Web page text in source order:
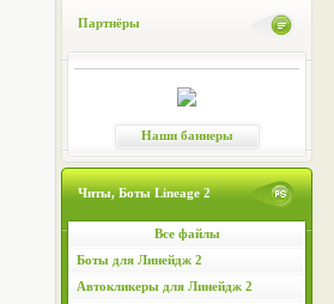
Партнёры
Наши баннеры
Читы, Боты Lineage 2
Все файлы
Боты для Линейдж 2
Автокликеры для Линейдж 2